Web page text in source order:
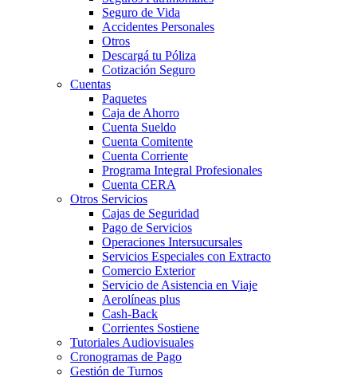
Seguro de Vida
Accidentes Personales
Otros
Descargá tu Póliza
Cotización Seguro
Cuentas
Paquetes
Caja de Ahorro
Cuenta Sueldo
Cuenta Comitente
Cuenta Corriente
Programa Integral Profesionales
Cuenta CERA
Otros Servicios
Cajas de Seguridad
Pago de Servicios
Operaciones Intersucursales
Servicios Especiales con Extracto
Comercio Exterior
Servicio de Asistencia en Viaje
Aerolíneas plus
Cash-Back
Corrientes Sostiene
Tutoriales Audiovisuales
Cronogramas de Pago
Gestión de Turnos